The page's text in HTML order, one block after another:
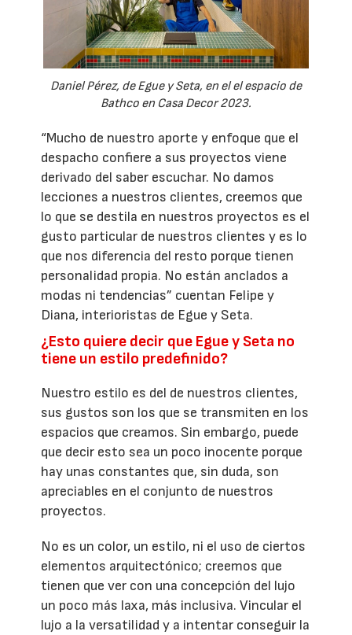
Daniel Pérez, de Egue y Seta, en el el espacio de
Bathco en Casa Decor 2023.
“Mucho de nuestro aporte y enfoque que el
despacho confiere a sus proyectos viene
derivado del saber escuchar. No damos
lecciones a nuestros clientes, creemos que
lo que se destila en nuestros proyectos es el
gusto particular de nuestros clientes y es lo
que nos diferencia del resto porque tienen
personalidad propia. No están anclados a
modas ni tendencias” cuentan Felipe y
Diana, interioristas de Egue y Seta.
¿Esto quiere decir que Egue y Seta no
tiene un estilo predefinido?
Nuestro estilo es del de nuestros clientes,
sus gustos son los que se transmiten en los
espacios que creamos. Sin embargo, puede
que decir esto sea un poco inocente porque
hay unas constantes que, sin duda, son
apreciables en el conjunto de nuestros
proyectos.
No es un color, un estilo, ni el uso de ciertos
elementos arquitectónico; creemos que
tienen que ver con una concepción del lujo
un poco más laxa, más inclusiva. Vincular el
lujo a la versatilidad y a intentar conseguir la